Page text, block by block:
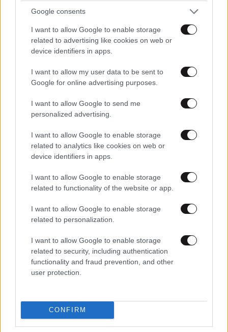
Google consents
I want to allow Google to enable storage
related to advertising like cookies on web or
device identifiers in apps.
I want to allow my user data to be sent to
Google for online advertising purposes.
I want to allow Google to send me
personalized advertising.
I want to allow Google to enable storage
related to analytics like cookies on web or
device identifiers in apps.
I want to allow Google to enable storage
related to functionality of the website or app.
I want to allow Google to enable storage
related to personalization.
I want to allow Google to enable storage
related to security, including authentication
functionality and fraud prevention, and other
user protection.
CONFIRM